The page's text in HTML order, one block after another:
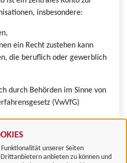
unserer Seiten
anbieten zu können und
insbesondere:
ein Recht zustehen kann
die beruflich oder gewerblich
durch Behörden im Sinne von
(VwVfG)